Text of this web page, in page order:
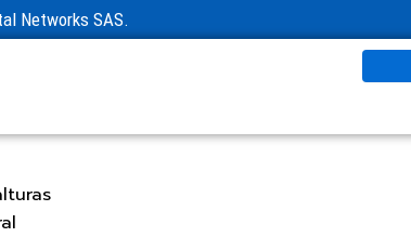
Networks SAS.